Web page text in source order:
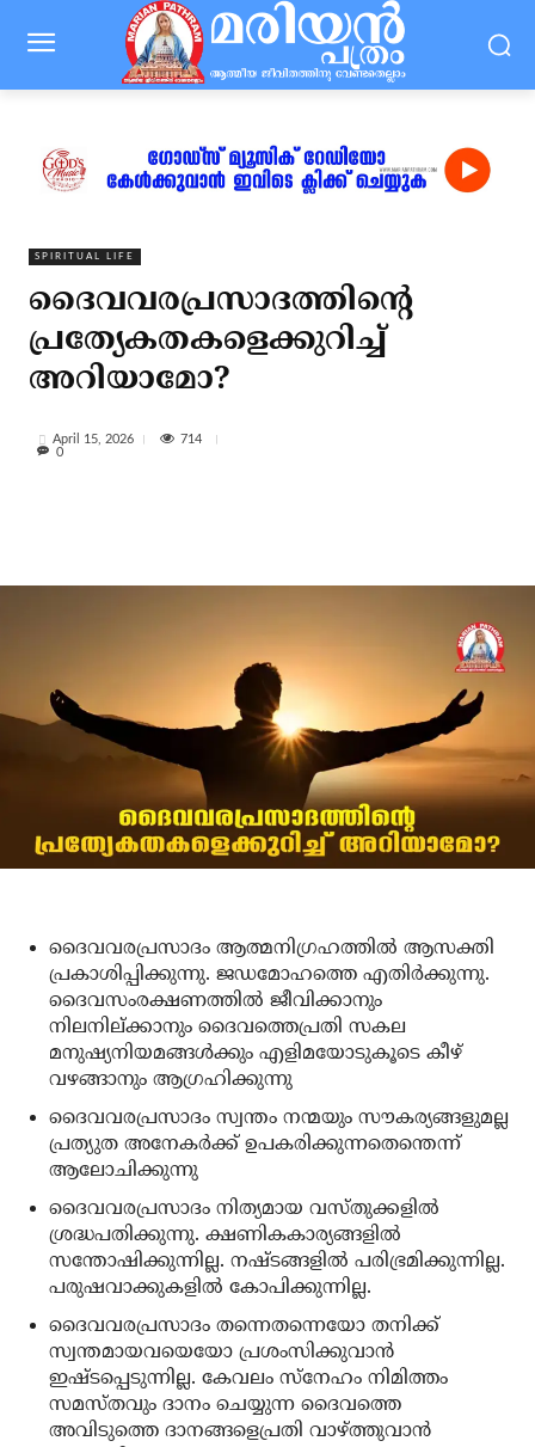
SPIRITUAL LIFE
ദൈവവരപ്രസാദത്തിന്റെ
പ്രത്യേകതകളെക്കുറിച്ച്
അറിയാമോ?
April 15, 2026
714
0
ദൈവവരപ്രസാദം ആത്മനിഗ്രഹത്തില്‍ ആസക്തി
പ്രകാശിപ്പിക്കുന്നു. ജഡമോഹത്തെ എതിര്‍ക്കുന്നു.
ദൈവസംരക്ഷണത്തില്‍ ജീവിക്കാനും
നിലനില്ക്കാനും ദൈവത്തെപ്രതി സകല
മനുഷ്യനിയമങ്ങള്‍ക്കും എളിമയോടുകൂടെ കീഴ്
വഴങ്ങാനും ആഗ്രഹിക്കുന്നു
ദൈവവരപ്രസാദം സ്വന്തം നന്മയും സൗകര്യങ്ങളുമല്ല
പ്രത്യുത അനേകര്‍ക്ക് ഉപകരിക്കുന്നതെന്തെന്ന്
ആലോചിക്കുന്നു
ദൈവവരപ്രസാദം നിത്യമായ വസ്തുക്കളില്‍
ശ്രദ്ധപതിക്കുന്നു. ക്ഷണികകാര്യങ്ങളില്‍
സന്തോഷിക്കുന്നില്ല. നഷ്ടങ്ങളില്‍ പരിഭ്രമിക്കുന്നില്ല.
പരുഷവാക്കുകളില്‍ കോപിക്കുന്നില്ല.
ദൈവവരപ്രസാദം തന്നെതന്നെയോ തനിക്ക്
സ്വന്തമായവയെയോ പ്രശംസിക്കുവാന്‍
ഇഷ്ടപ്പെടുന്നില്ല. കേവലം സ്‌നേഹം നിമിത്തം
സമസ്തവും ദാനം ചെയ്യുന്ന ദൈവത്തെ
അവിടുത്തെ ദാനങ്ങളെപ്രതി വാഴ്ത്തുവാന്‍